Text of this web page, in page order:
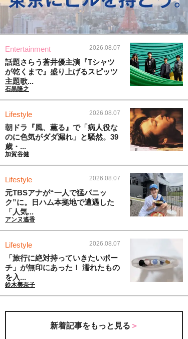
Entertainment 2026.08.07
話題さらう蒼井優主演『Tシャツ
が乾くまで』盛り上げるスピッツ
主題歌...
石黒隆之
Lifestyle 2026.08.07
朝ドラ『風、薫る』で「病人役な
のに色気がダダ漏れ」と騒然。39
歳・...
加賀谷健
Lifestyle 2026.08.07
元TBSアナが“一人で猛パニッ
ク”に。日ハム本拠地で遭遇した
「人気...
アンヌ遙香
Lifestyle 2026.08.07
「旅行に絶対持っていきたいポー
チ」が無印にあった！ 濡れたもの
を入...
鈴木美奈子
新着記事をもっと見る